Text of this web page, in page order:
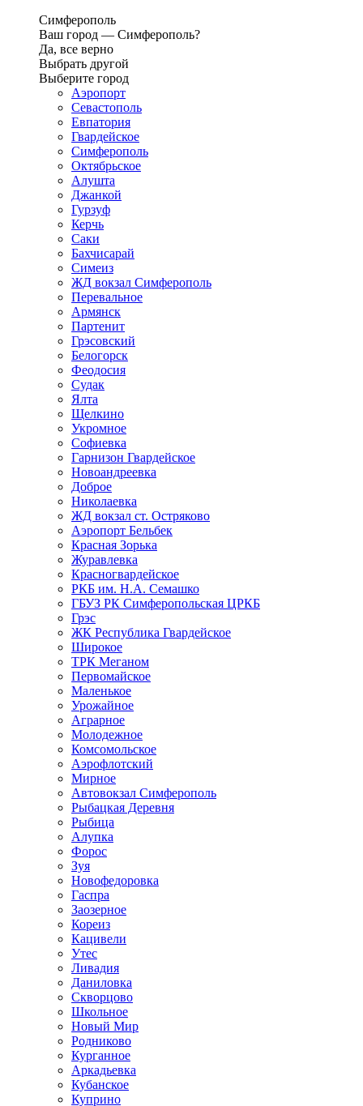
Симферополь
Ваш город — Симферополь?
Да, все верно
Выбрать другой
Выберите город
Аэропорт
Севастополь
Евпатория
Гвардейское
Симферополь
Октябрьское
Алушта
Джанкой
Гурзуф
Керчь
Саки
Бахчисарай
Симеиз
ЖД вокзал Симферополь
Перевальное
Армянск
Партенит
Грэсовский
Белогорск
Феодосия
Судак
Ялта
Щелкино
Укромное
Софиевка
Гарнизон Гвардейское
Новоандреевка
Доброе
Николаевка
ЖД вокзал ст. Остряково
Аэропорт Бельбек
Красная Зорька
Журавлевка
Красногвардейское
РКБ им. Н.А. Семашко
ГБУЗ РК Симферопольская ЦРКБ
Грэс
ЖК Республика Гвардейское
Широкое
ТРК Меганом
Первомайское
Маленькое
Урожайное
Аграрное
Молодежное
Комсомольское
Аэрофлотский
Мирное
Автовокзал Симферополь
Рыбацкая Деревня
Рыбица
Алупка
Форос
Зуя
Новофедоровка
Гаспра
Заозерное
Кореиз
Кацивели
Утес
Ливадия
Даниловка
Скворцово
Школьное
Новый Мир
Родниково
Курганное
Аркадьевка
Кубанское
Куприно